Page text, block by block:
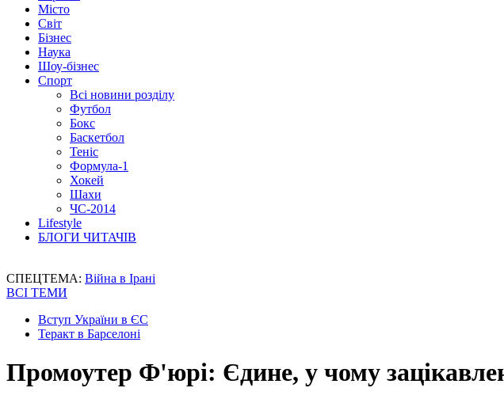
Місто
Світ
Бізнес
Наука
Шоу-бізнес
Спорт
Всі новини розділу
Футбол
Бокс
Баскетбол
Теніс
Формула-1
Хокей
Шахи
ЧС-2014
Lifestyle
БЛОГИ ЧИТАЧІВ
СПЕЦТЕМА: Війна в Ірані
ВСІ ТЕМИ
Вступ України в ЄС
Теракт в Барселоні
Промоутер Ф'юрі: Єдине, у чому